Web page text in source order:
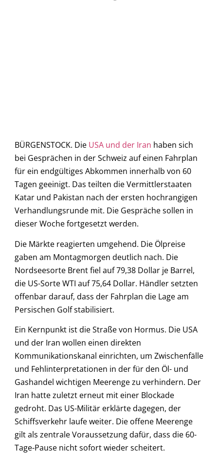
BÜRGENSTOCK. Die USA und der Iran haben sich
bei Gesprächen in der Schweiz auf einen Fahrplan
für ein endgültiges Abkommen innerhalb von 60
Tagen geeinigt. Das teilten die Vermittlerstaaten
Katar und Pakistan nach der ersten hochrangigen
Verhandlungsrunde mit. Die Gespräche sollen in
dieser Woche fortgesetzt werden.
Die Märkte reagierten umgehend. Die Ölpreise
gaben am Montagmorgen deutlich nach. Die
Nordseesorte Brent fiel auf 79,38 Dollar je Barrel,
die US-Sorte WTI auf 75,64 Dollar. Händler setzten
offenbar darauf, dass der Fahrplan die Lage am
Persischen Golf stabilisiert.
Ein Kernpunkt ist die Straße von Hormus. Die USA
und der Iran wollen einen direkten
Kommunikationskanal einrichten, um Zwischenfälle
und Fehlinterpretationen in der für den Öl- und
Gashandel wichtigen Meerenge zu verhindern. Der
Iran hatte zuletzt erneut mit einer Blockade
gedroht. Das US-Militär erklärte dagegen, der
Schiffsverkehr laufe weiter. Die offene Meerenge
gilt als zentrale Voraussetzung dafür, dass die 60-
Tage-Pause nicht sofort wieder scheitert.